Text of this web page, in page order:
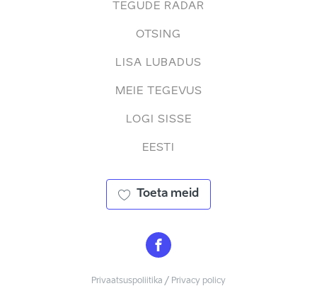
TEGUDE RADAR
OTSING
LISA LUBADUS
MEIE TEGEVUS
LOGI SISSE
EESTI
Toeta meid
Privaatsuspoliitika / Privacy policy